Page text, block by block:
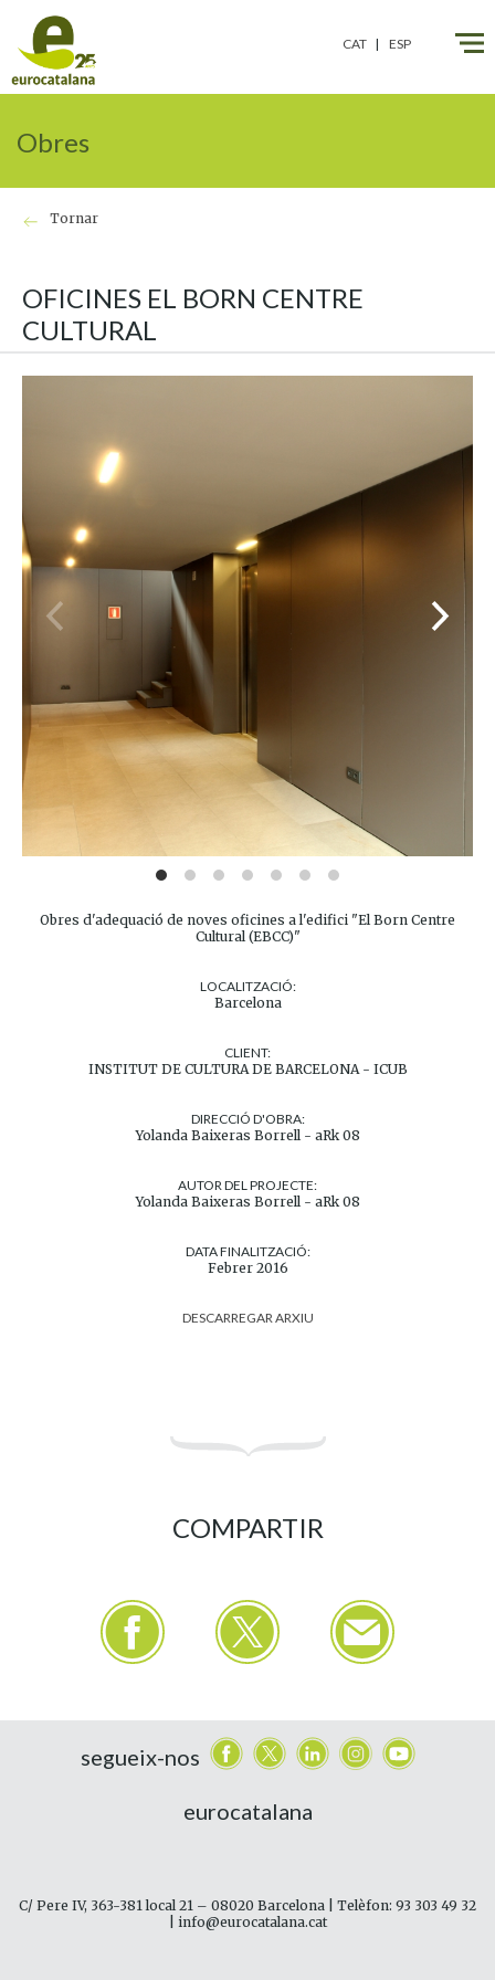
Obres
Tornar
OFICINES EL BORN CENTRE
CULTURAL
Obres d'adequació de noves oficines a l'edifici "El Born Centre
Cultural (EBCC)"
LOCALITZACIÓ:
Barcelona
CLIENT:
INSTITUT DE CULTURA DE BARCELONA - ICUB
DIRECCIÓ D'OBRA:
Yolanda Baixeras Borrell - aRk 08
AUTOR DEL PROJECTE:
Yolanda Baixeras Borrell - aRk 08
DATA FINALITZACIÓ:
Febrer 2016
DESCARREGAR ARXIU
COMPARTIR
segueix-nos
eurocatalana
C/ Pere IV, 363-381 local 21 – 08020 Barcelona | Telèfon: 93 303 49 32
| info@eurocatalana.cat
CAT ESP